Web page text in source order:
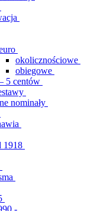
okolicznościowe
obiegowe
5 centów
nominały
1918
-